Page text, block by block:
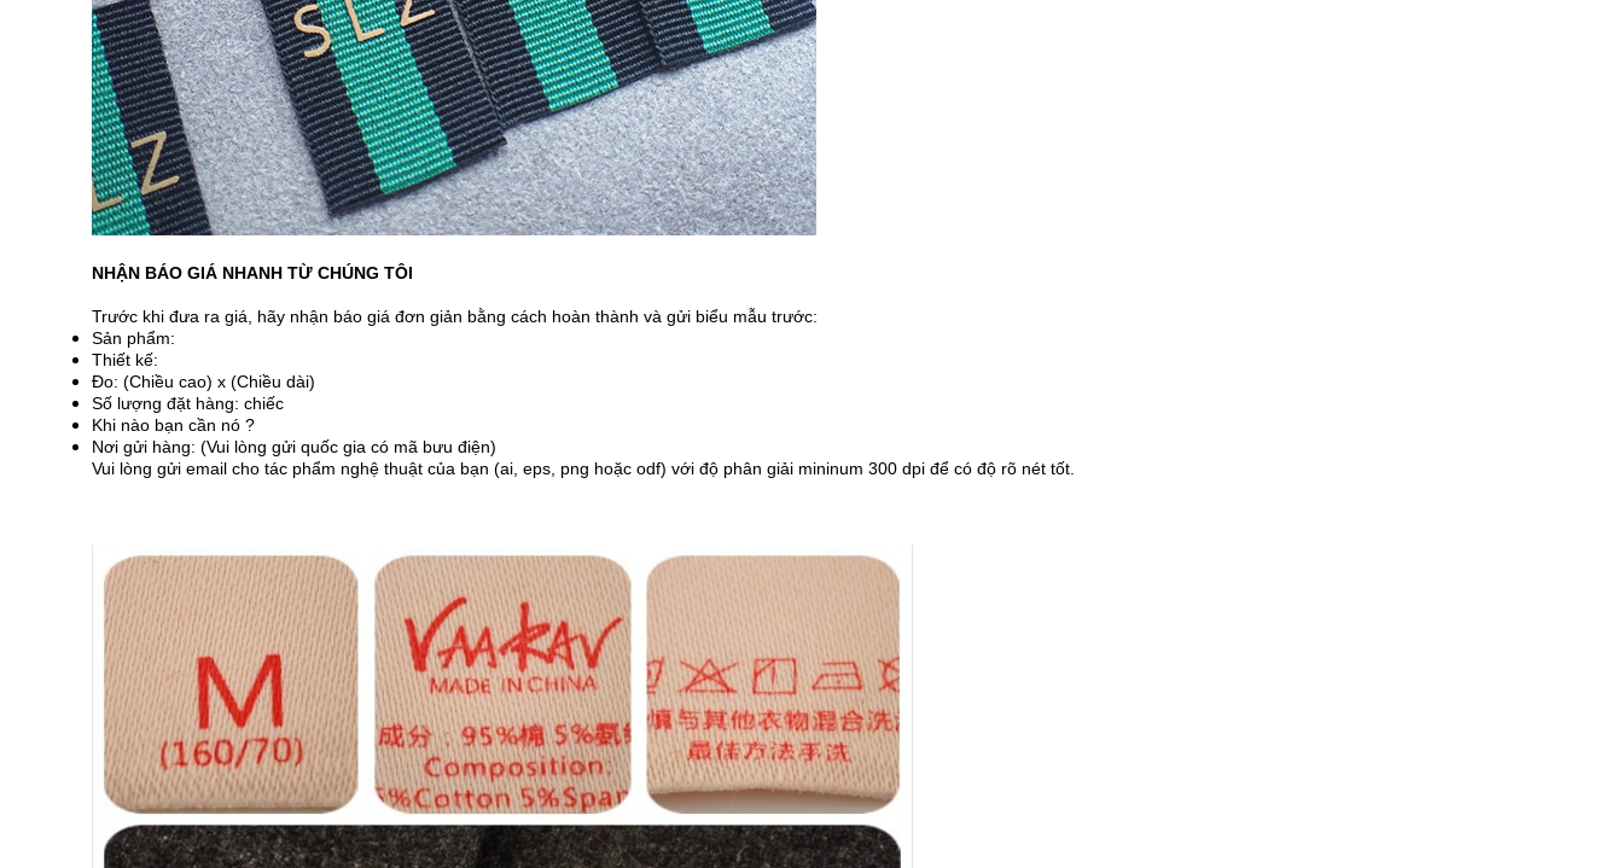
NHẬN BÁO GIÁ NHANH TỪ CHÚNG TÔI
Trước khi đưa ra giá, hãy nhận báo giá đơn giản bằng cách hoàn thành và gửi biểu mẫu trước:
Sản phẩm:
Thiết kế:
Đo: (Chiều cao) x (Chiều dài)
Số lượng đặt hàng: chiếc
Khi nào bạn cần nó ?
Nơi gửi hàng: (Vui lòng gửi quốc gia có mã bưu điện)
Vui lòng gửi email cho tác phẩm nghệ thuật của bạn (ai, eps, png hoặc odf) với độ phân giải mininum 300 dpi để có độ rõ nét tốt.